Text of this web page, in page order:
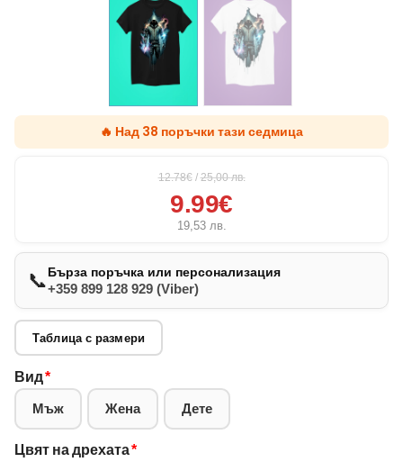
🔥 Над 38 поръчки тази седмица
12.78€ / 25,00лв.
9.99€
19,53 лв.
📞Бърза поръчка или персонализация
+359 899 128 929 (Viber)
Таблица с размери
Вид*
Мъж Жена Дете
Цвят на дрехата*